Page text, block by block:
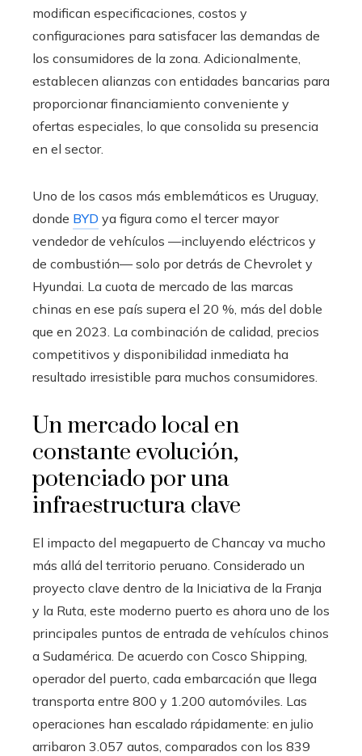
modifican especificaciones, costos y
configuraciones para satisfacer las demandas de
los consumidores de la zona. Adicionalmente,
establecen alianzas con entidades bancarias para
proporcionar financiamiento conveniente y
ofertas especiales, lo que consolida su presencia
en el sector.
Uno de los casos más emblemáticos es Uruguay,
donde BYD ya figura como el tercer mayor
vendedor de vehículos —incluyendo eléctricos y
de combustión— solo por detrás de Chevrolet y
Hyundai. La cuota de mercado de las marcas
chinas en ese país supera el 20 %, más del doble
que en 2023. La combinación de calidad, precios
competitivos y disponibilidad inmediata ha
resultado irresistible para muchos consumidores.
Un mercado local en
constante evolución,
potenciado por una
infraestructura clave
El impacto del megapuerto de Chancay va mucho
más allá del territorio peruano. Considerado un
proyecto clave dentro de la Iniciativa de la Franja
y la Ruta, este moderno puerto es ahora uno de los
principales puntos de entrada de vehículos chinos
a Sudamérica. De acuerdo con Cosco Shipping,
operador del puerto, cada embarcación que llega
transporta entre 800 y 1.200 automóviles. Las
operaciones han escalado rápidamente: en julio
arribaron 3.057 autos, comparados con los 839